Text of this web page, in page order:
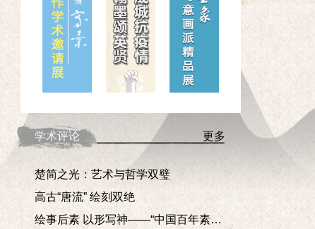
学术评论 更多
楚简之光：艺术与哲学双璧
高古“唐流” 绘刻双绝
绘事后素 以形写神——“中国百年素描——学术邀请展”印象